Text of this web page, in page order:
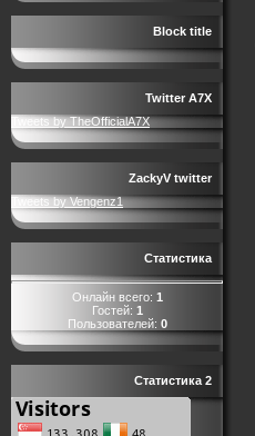
Block title
Twitter A7X
Tweets by TheOfficialA7X
ZackyV twitter
Tweets by Vengenz1
Статистика
Онлайн всего: 1
Гостей: 1
Пользователей: 0
Статистика 2